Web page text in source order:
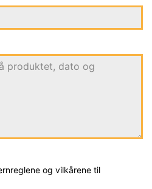
og vilkårene til